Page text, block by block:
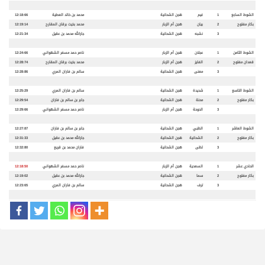
الشوط السابع 1 غيم هجن الشحانية محمد بن خالد العطية
12:18:66
بكار مفتوح
2 بيان هجن أم الزبار محمد بخيت برقان المقارح
12:19:14
3
نشبه هجن الشحانية جارالله محمد بن عقيل 12:21:34
الشوط الثامن 1 عجلان هجن أم الزبار ناصر حمد مسفر الشهواني
12:24:66
قعدان مفتوح
2 الفايز هجن أم الزبار محمد بخيت برقان المقارح
12:28:74
3
معنى هجن الشحانية سالم بن فاران المري 12:28:86
الشوط التاسع 1 شديدة هجن الشحانية سالم بن فاران المري
12:25:29
بكار مفتوح
2 محنة هجن الشحانية جابر بن سالم بن فاران
12:29:54
3
الدوحة هجن أم الزبار ناصر حمد مسفر الشهواني 12:29:66
الشوط العاشر 1 الظبي هجن الشحانية جابر بن سالم بن فاران
12:27:87
بكار مفتوح
2 الشحانية هجن الشحانية جارالله محمد بن عقيل
12:31:33
3
لظى هجن الشحانية فاران محمد بن قريع 12:32:80
الحادي عشر 1 السعدية هجن أم الزبار ناصر حمد مسفر الشهواني
12:18:50
بكار مفتوح
2 سما هجن الشحانية جارالله محمد بن عقيل
12:19:02
3
ترف هجن الشحانية سالم بن فاران المري 12:23:65